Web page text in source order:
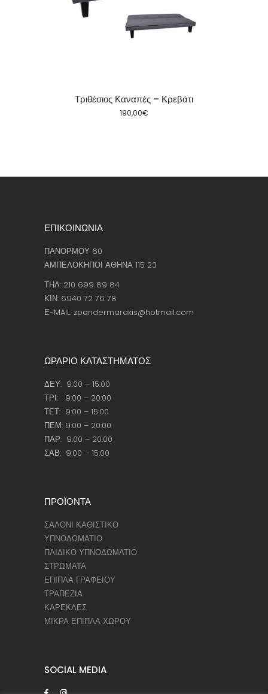
Τριθέσιος Καναπές – Κρεβάτι
190,00€
ΕΠΙΚΟΙΝΩΝΙΑ
ΠΑΝΟΡΜΟΥ 60
ΑΜΠΕΛΟΚΗΠΟΙ ΑΘΗΝΑ 115 23
ΤΗΛ: 210 699 89 84
ΚΙΝ: 6940 72 76 78
Ε-MAIL: zpandermarakis@hotmail.com
ΩΡΑΡΙΟ ΚΑΤΑΣΤΗΜΑΤΟΣ
ΔΕΥ: 9:00 – 15:00
ΤΡΙ: 9:00 – 20:00
ΤΕΤ: 9:00 – 15:00
ΠΕΜ: 9:00 – 20:00
ΠΑΡ: 9:00 – 20:00
ΣΑΒ: 9:00 – 15:00
ΠΡΟΪΟΝΤΑ
ΣΑΛΟΝΙ ΚΑΘΙΣΤΙΚΟ
ΥΠΝΟΔΩΜΑΤΙΟ
ΠΑΙΔΙΚΟ ΥΠΝΟΔΩΜΑΤΙΟ
ΣΤΡΩΜΑΤΑ
ΕΠΙΠΛΑ ΓΡΑΦΕΙΟΥ
ΤΡΑΠΕΖΙΑ
ΚΑΡΕΚΛΕΣ
ΜΙΚΡΑ ΕΠΙΠΛΑ ΧΩΡΟΥ
SOCIAL MEDIA